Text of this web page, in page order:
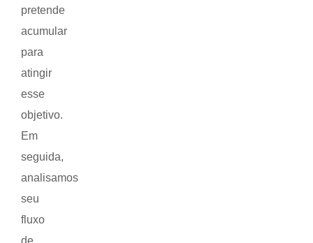
pretende
acumular
para
atingir
esse
objetivo.
Em
seguida,
analisamos
seu
fluxo
de